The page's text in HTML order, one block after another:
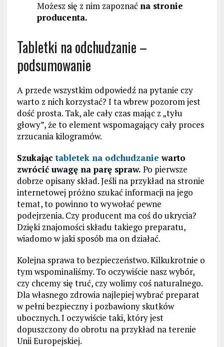
Możesz się z nim zapoznać na stronie
producenta.
Tabletki na odchudzanie –
podsumowanie
A przede wszystkim odpowiedź na pytanie czy
warto z nich korzystać? I ta wbrew pozorom jest
dość prosta. Tak, ale cały czas mając z „tyłu
głowy”, że to element wspomagający cały proces
zrzucania kilogramów.
Szukająctabletek na odchudzanie warto
zwrócić uwagę na parę spraw. Po pierwsze
dobrze opisany skład. Jeśli na przykład na stronie
internetowej próżno szukać informacji na jego
temat, to powinno to wywołać pewne
podejrzenia. Czy producent ma coś do ukrycia?
Dzięki znajomości składu takiego preparatu,
wiadomo w jaki sposób ma on działać.
Kolejna sprawa to bezpieczeństwo. Kilkukrotnie o
tym wspominaliśmy. To oczywiście nasz wybór,
czy chcemy się truć, czy wolimy coś naturalnego.
Dla własnego zdrowia najlepiej wybrać preparat
w pełni bezpieczny i pozbawiony skutków
ubocznych. I oczywiście taki, który jest
dopuszczony do obrotu na przykład na terenie
Unii Europejskiej.